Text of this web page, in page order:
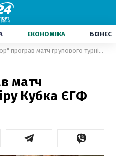
ЕКОНОМІКА БІЗНЕС
"Мотор" програв матч групового турніру Кубка ЄГФ "Татрану"
матч
Кубка ЄГФ